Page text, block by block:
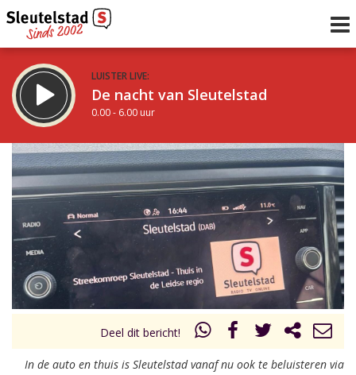
LUISTER LIVE:
De nacht van Sleutelstad
0.00 - 6.00 uur
STRAKS:
De ochtend van Sleutelstad
6.00 - 12.00 uur
Vorig uur
uur 1 van 0 Volgend uur
Deel dit bericht!
In de auto en thuis is Sleutelstad vanaf nu ook te beluisteren via